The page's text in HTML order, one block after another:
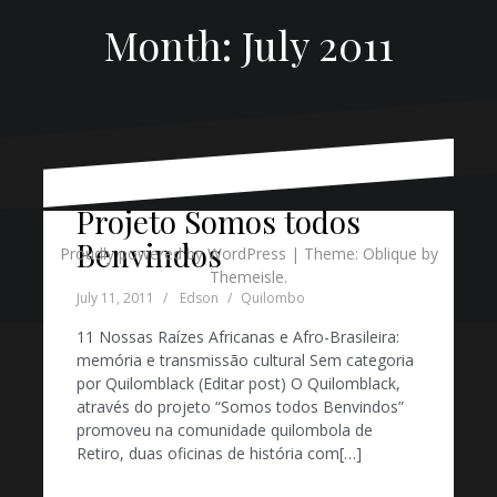
Month: July 2011
Projeto Somos todos
Benvindos
July 11, 2011 Edson Quilombo
11 Nossas Raízes Africanas e Afro-Brasileira:
memória e transmissão cultural Sem categoria
por Quilomblack (Editar post) O Quilomblack,
através do projeto “Somos todos Benvindos”
promoveu na comunidade quilombola de
Retiro, duas oficinas de história com[…]
Proudly powered by WordPress | Theme: Oblique by
Themeisle.